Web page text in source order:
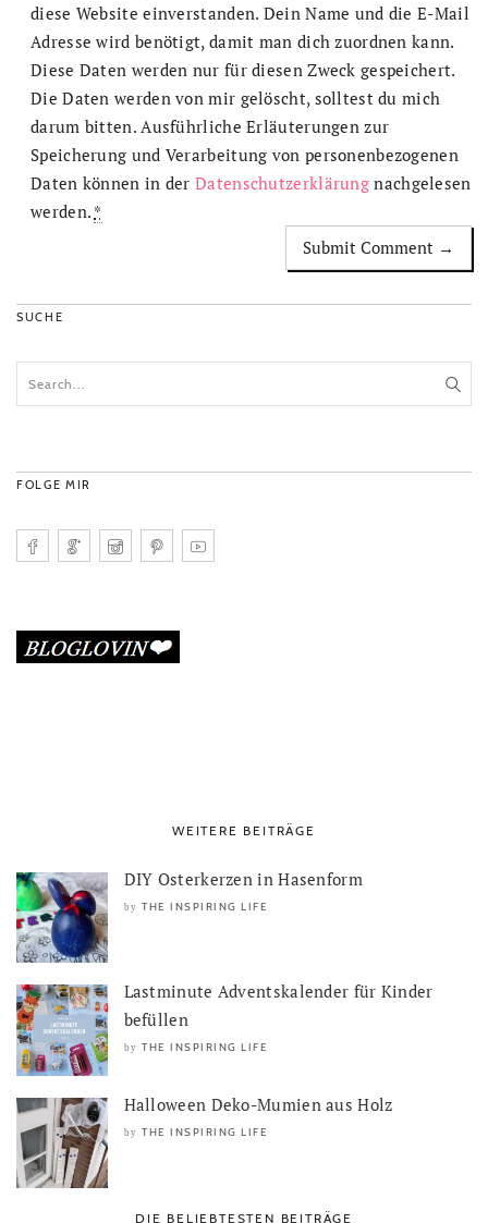
diese Website einverstanden. Dein Name und die E-Mail
Adresse wird benötigt, damit man dich zuordnen kann.
Diese Daten werden nur für diesen Zweck gespeichert.
Die Daten werden von mir gelöscht, solltest du mich
darum bitten. Ausführliche Erläuterungen zur
Speicherung und Verarbeitung von personenbezogenen
Daten können in derDatenschutzerklärung nachgelesen
werden. *
SUCHE
FOLGE MIR
WEITERE BEITRÄGE
DIY Osterkerzen in Hasenform
by THE INSPIRING LIFE
Lastminute Adventskalender für Kinder
befüllen
by THE INSPIRING LIFE
Halloween Deko-Mumien aus Holz
by THE INSPIRING LIFE
DIE BELIEBTESTEN BEITRÄGE